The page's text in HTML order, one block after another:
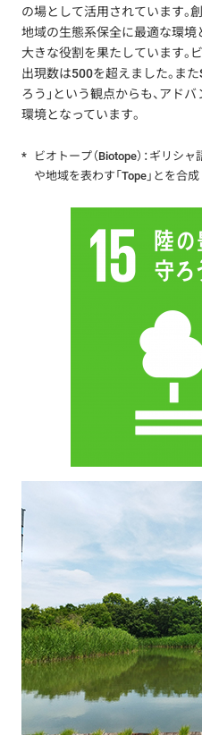
の場として活用されています。
地域の生態系保全に最適な環境
大きな役割を果たしています。
出現数は500を超えました。ま
ろう」という観点からも、アド
環境となっています。
*
ビオトープ（Biotope）：ギリシャ
や地域を表わす「Tope」とを合成